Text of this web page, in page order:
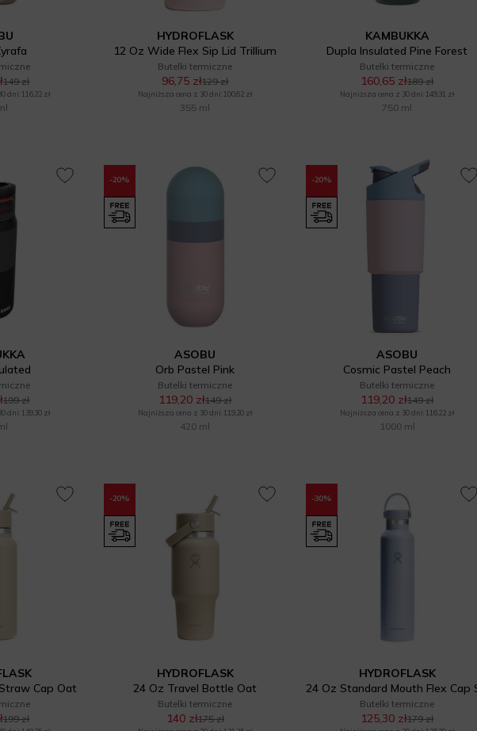
149 zł
dni: 116,22 zł
HYDROFLASK
12 Oz Wide Flex Sip Lid Trillium
Butelki termiczne
96,75 zł129 zł
Najniższa cena z 30 dni: 100,62 zł
355 ml
KAMBUKKA
Dupla Insulated Pine Forest
Butelki termiczne
160,65 zł189 zł
Najniższa cena z 30 dni: 149,31 zł
750 ml
199 zł
dni: 139,30 zł
-20%
ASOBU
Orb Pastel Pink
Butelki termiczne
119,20 zł149 zł
Najniższa cena z 30 dni: 119,20 zł
420 ml
-20%
ASOBU
Cosmic Pastel Peach
Butelki termiczne
119,20 zł149 zł
Najniższa cena z 30 dni: 116,22 zł
1000 ml
Cap Oat
199 zł
-20%
HYDROFLASK
24 Oz Travel Bottle Oat
Butelki termiczne
140 zł175 zł
-30%
HYDROFLASK
Butelki termiczne
125,30 zł179 zł